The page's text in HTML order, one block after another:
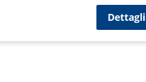
Dettagli